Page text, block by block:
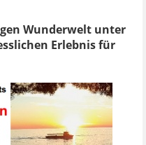
Wunderwelt unter
Erlebnis für